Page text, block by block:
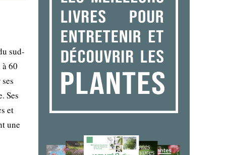
sud-
60
Ses
et
une